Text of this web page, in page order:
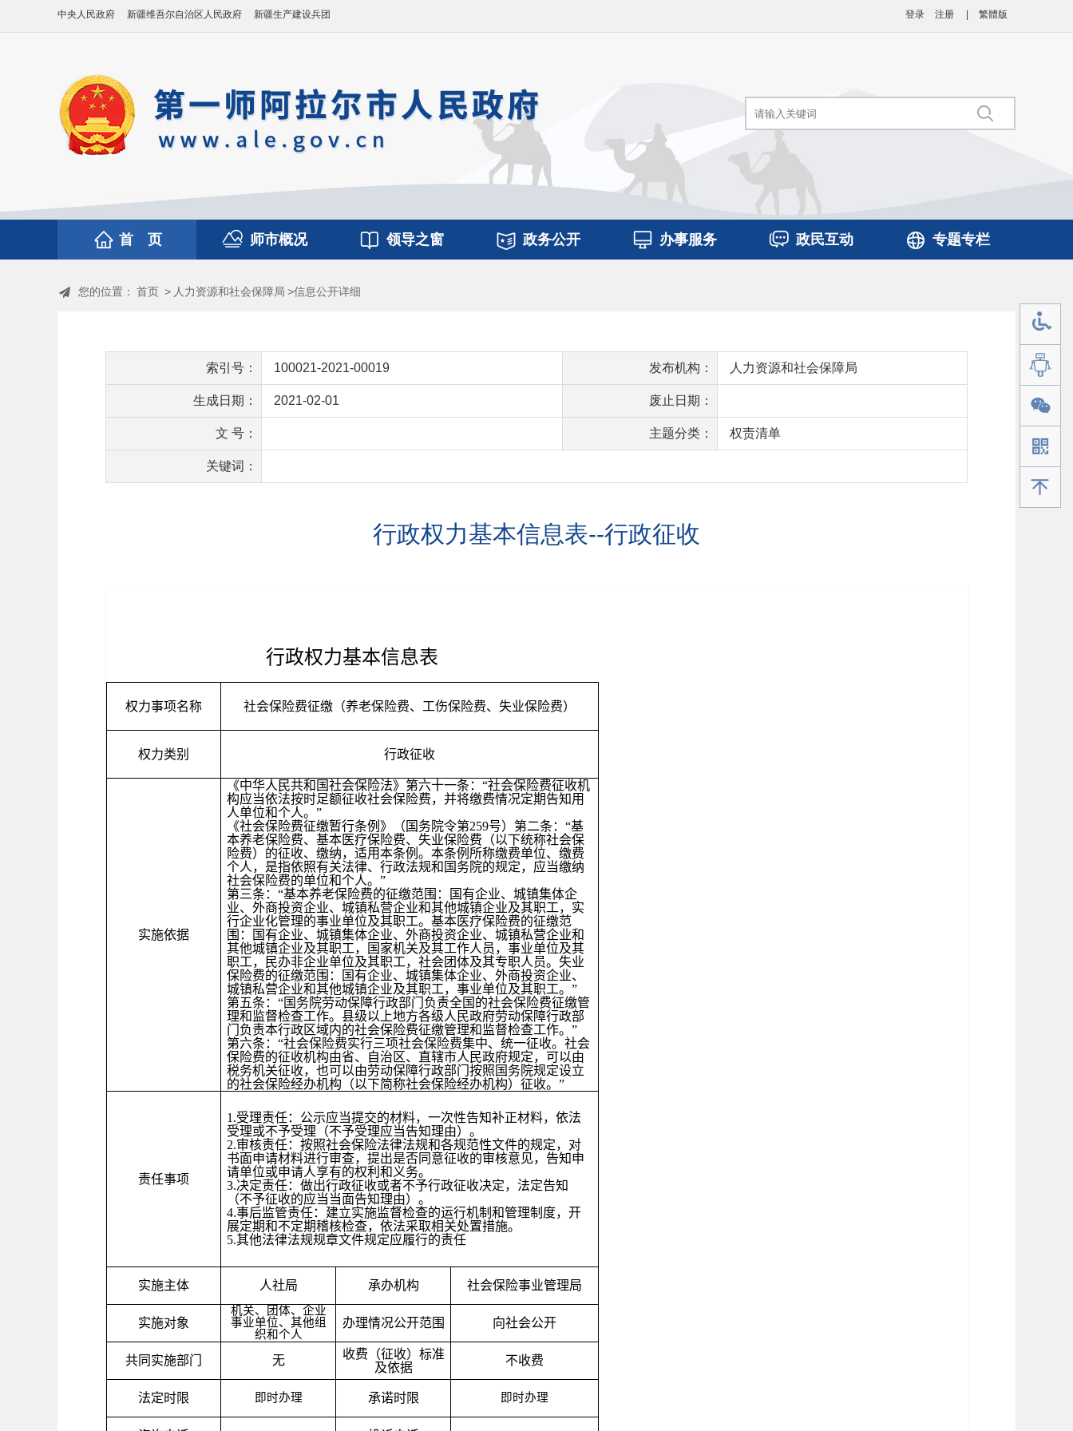
登录 注册 繁體版
中央人民政府 新疆维吾尔自治区人民政府 新疆生产建设兵团
首 页 师市概况 领导之窗 政务公开 办事服务 政民互动 专题专栏
您的位置： 首页 > 人力资源和社会保障局 >信息公开详细
索引号： 100021-2021-00019 发布机构： 人力资源和社会保障局
生成日期： 2021-02-01 废止日期：
文 号： 主题分类： 权责清单
关键词：
行政权力基本信息表--行政征收
行政权力基本信息表
权力事项名称 社会保险费征缴（养老保险费、工伤保险费、失业保险费）
权力类别 行政征收
实施依据
《中华人民共和国社会保险法》第六十一条：“社会保险费征收机
构应当依法按时足额征收社会保险费，并将缴费情况定期告知用
人单位和个人。”
《社会保险费征缴暂行条例》（国务院令第259号）第二条：“基
本养老保险费、基本医疗保险费、失业保险费（以下统称社会保
险费）的征收、缴纳，适用本条例。本条例所称缴费单位、缴费
个人，是指依照有关法律、行政法规和国务院的规定，应当缴纳
社会保险费的单位和个人。”
第三条：“基本养老保险费的征缴范围：国有企业、城镇集体企
业、外商投资企业、城镇私营企业和其他城镇企业及其职工，实
行企业化管理的事业单位及其职工。基本医疗保险费的征缴范
围：国有企业、城镇集体企业、外商投资企业、城镇私营企业和
其他城镇企业及其职工，国家机关及其工作人员，事业单位及其
职工，民办非企业单位及其职工，社会团体及其专职人员。失业
保险费的征缴范围：国有企业、城镇集体企业、外商投资企业、
城镇私营企业和其他城镇企业及其职工，事业单位及其职工。”
第五条：“国务院劳动保障行政部门负责全国的社会保险费征缴管
理和监督检查工作。县级以上地方各级人民政府劳动保障行政部
门负责本行政区域内的社会保险费征缴管理和监督检查工作。”
第六条：“社会保险费实行三项社会保险费集中、统一征收。社会
保险费的征收机构由省、自治区、直辖市人民政府规定，可以由
税务机关征收，也可以由劳动保障行政部门按照国务院规定设立
的社会保险经办机构（以下简称社会保险经办机构）征收。”
责任事项
1.受理责任：公示应当提交的材料，一次性告知补正材料，依法
受理或不予受理（不予受理应当告知理由）。
2.审核责任：按照社会保险法律法规和各规范性文件的规定，对
书面申请材料进行审查，提出是否同意征收的审核意见，告知申
请单位或申请人享有的权利和义务。
3.决定责任：做出行政征收或者不予行政征收决定，法定告知
（不予征收的应当当面告知理由）。
4.事后监管责任：建立实施监督检查的运行机制和管理制度，开
展定期和不定期稽核检查，依法采取相关处置措施。
5.其他法律法规规章文件规定应履行的责任
实施主体 人社局 承办机构 社会保险事业管理局
实施对象
机关、团体、企业
事业单位、其他组
织和个人
办理情况公开范围 向社会公开
共同实施部门 无
收费（征收）标准
及依据
不收费
法定时限 即时办理 承诺时限 即时办理
手机版